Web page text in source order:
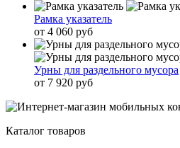
Рамка указатель
от 4 060 руб
Урны для раздельного мусора
от 7 920 руб
Каталог товаров